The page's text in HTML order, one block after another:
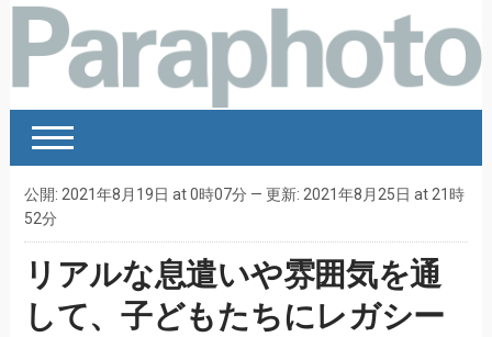
公開: 2021年8月19日 at 0時07分 — 更新: 2021年8月25日 at 21時
52分
リアルな息遣いや雰囲気を通
して、子どもたちにレガシー